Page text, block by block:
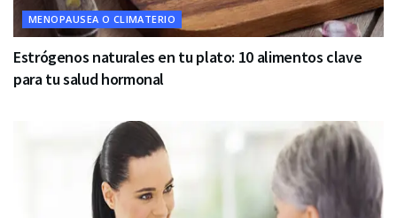
MENOPAUSEA O CLIMATERIO
Estrógenos naturales en tu plato: 10 alimentos clave
para tu salud hormonal